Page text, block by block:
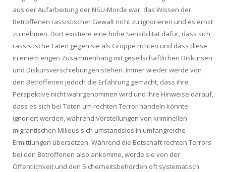
aus der Aufarbeitung der NSU-Morde war, das Wissen der
Betroffenen rassistischer Gewalt nicht zu ignorieren und es ernst
zu nehmen. Dort existiere eine hohe Sensibilität dafür, dass sich
rassistische Taten gegen sie als Gruppe richten und dass diese
in einem engen Zusammenhang mit gesellschaftlichen Diskursen
und Diskursverschiebungen stehen. Immer wieder werde von
den Betroffenen jedoch die Erfahrung gemacht, dass ihre
Perspektive nicht wahrgenommen wird und ihre Hinweise darauf,
dass es sich bei Taten um rechten Terror handeln könnte
ignoriert werden, während Vorstellungen von kriminellen
migrantischen Milieus sich umstandslos in umfangreiche
Ermittlungen übersetzen. Während die Botschaft rechten Terrors
bei den Betroffenen also ankomme, werde sie von der
Öffentlichkeit und den Sicherheitsbehörden oft systematisch